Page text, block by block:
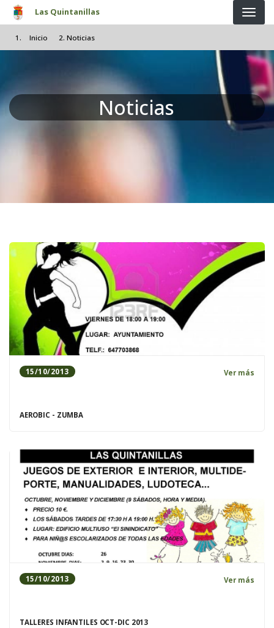
Pasar al contenido principal
Las Quintanillas
Inicio Noticias
Noticias
15/10/2013 Ver más
AEROBIC - ZUMBA
15/10/2013 Ver más
TALLERES INFANTILES OCT-DIC 2013